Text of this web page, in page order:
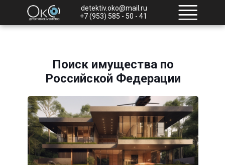
detektiv.oko@mail.ru
+7 (953) 585 - 50 - 41
Поиск имущества по
Российской Федерации